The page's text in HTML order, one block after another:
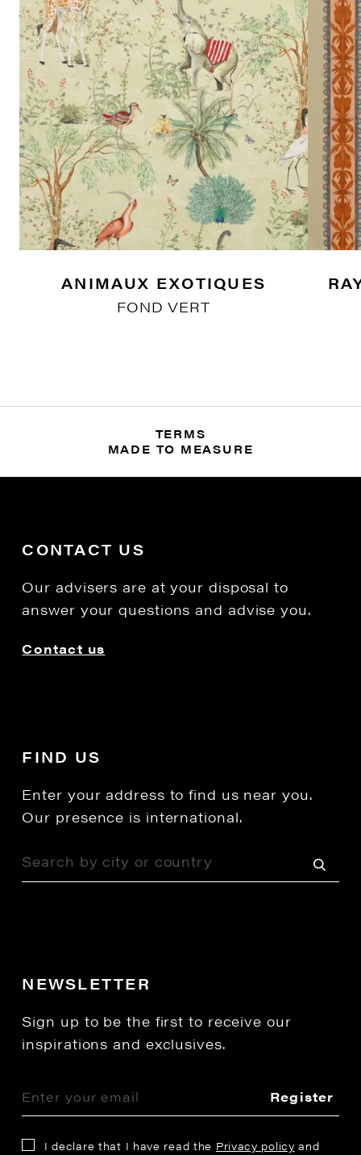
ANIMAUX EXOTIQUES
FOND VERT
TERMS
MADE TO MEASURE
CONTACT US
Our advisers are at your disposal to
answer your questions and advise you.
Contact us
FIND US
Enter your address to find us near you.
Our presence is international.
NEWSLETTER
Sign up to be the first to receive our
inspirations and exclusives.
Register
I declare that I have read the Privacy policy and